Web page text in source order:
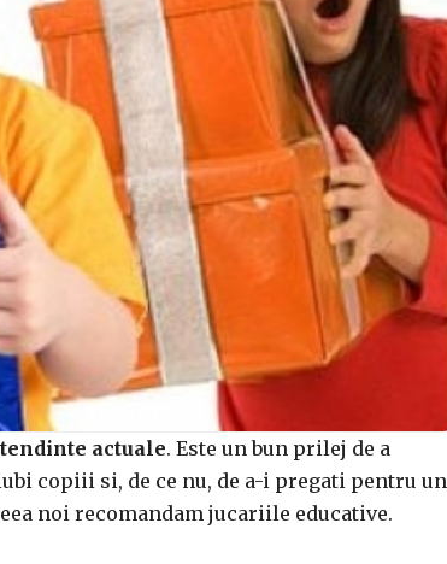
actuale. Este un bun prilej de a
copiii si, de ce nu, de a-i pregati pentru un
noi recomandam jucariile educative.